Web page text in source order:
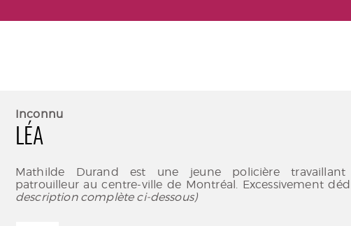
Inconnu
LÉA
Mathilde Durand est une jeune policière travaillant
patrouilleur au centre-ville de Montréal. Excessivement
description complète ci-dessous)